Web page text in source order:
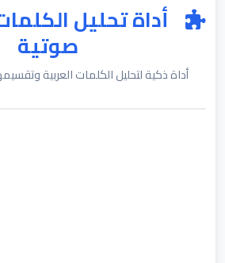
أداة تحليل
صوتية
أداة ذكية لتحليل الكلمات العربية